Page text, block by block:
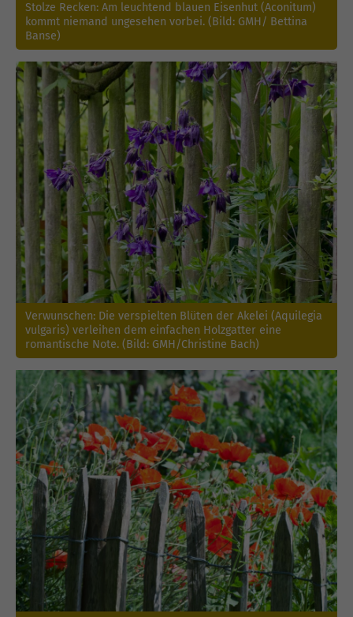
Stolze Recken: Am leuchtend blauen Eisenhut (Aconitum)
kommt niemand ungesehen vorbei. (Bild: GMH/ Bettina
Banse)
Verwunschen: Die verspielten Blüten der Akelei (Aquilegia
vulgaris) verleihen dem einfachen Holzgatter eine
romantische Note. (Bild: GMH/Christine Bach)